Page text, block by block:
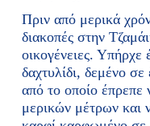
Πριν από μερικά
διακοπές στην
οικογένειες. Υπήρχε
δαχτυλίδι, δεμένο
από το οποίο έπρεπε
μερικών μέτρων και